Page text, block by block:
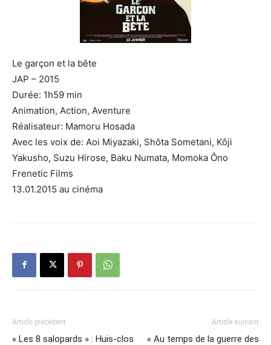
Le garçon et la bête
JAP – 2015
Durée: 1h59 min
Animation, Action, Aventure
Réalisateur: Mamoru Hosada
Avec les voix de: Aoi Miyazaki, Shôta Sometani, Kôji
Yakusho, Suzu Hirose, Baku Numata, Momoka Ôno
Frenetic Films
13.01.2015 au cinéma
Article précédent
« Les 8 salopards » : Huis-clos
Article suivant
« Au temps de la guerre des